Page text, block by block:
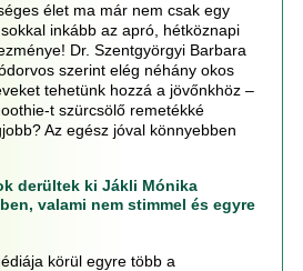
élet ma már nem csak egy
inkább az apró, hétköznapi
Dr. Szentgyörgyi Barbara
szerint elég néhány okos
tehetünk hozzá a jövőnkhöz –
t szürcsölő remetékké
Az egész jóval könnyebben
derültek ki Jákli Mónika
valami nem stimmel és egyre
körül egyre több a